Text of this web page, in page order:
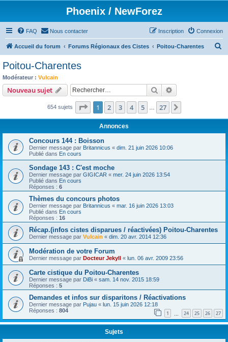
Phoenix / NewForez
FAQ Nous contacter Connexion
Inscription
Accueil du forum Forums Régionaux des Cistes Poitou-Charentes
c
Poitou-Charentes
Modérateur : Vulcain
Nouveau sujet Rechercher
654 sujets Page 1sur27
1 2 3 4 5 27
Annonces
Concours 144 : Boisson
Dernier message par Britannicus « dim. 21 juin 2026 10:06
Publié dans En cours
Sondage 143 : C'est moche
Dernier message par GIGICAR « mer. 24 juin 2026 13:54
Publié dans En cours
Réponses : 6
Thèmes du concours photos
Dernier message par Britannicus « mar. 16 juin 2026 13:03
Publié dans En cours
Réponses : 16
Récap.(infos cistes disparues / réactivées) Poitou-Charentes
Dernier message par Vulcain « dim. 20 avr. 2014 12:36
Modération de votre Forum
Dernier message par Docteur Jekyll « lun. 06 avr. 2009 23:56
Carte cistique du Poitou-Charentes
Dernier message par DiBi « sam. 14 nov. 2015 18:59
Réponses : 5
Demandes et infos sur disparitons / Réactivations
Dernier message par Pujau « lun. 15 juin 2026 12:18
Réponses : 804 1 24 25 26 27
Sujets